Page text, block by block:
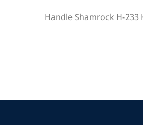
Handle Shamrock H-233